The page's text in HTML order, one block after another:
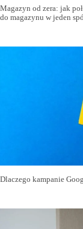
Magazyn od zera: jak
do magazynu w jeden
Dlaczego kampanie